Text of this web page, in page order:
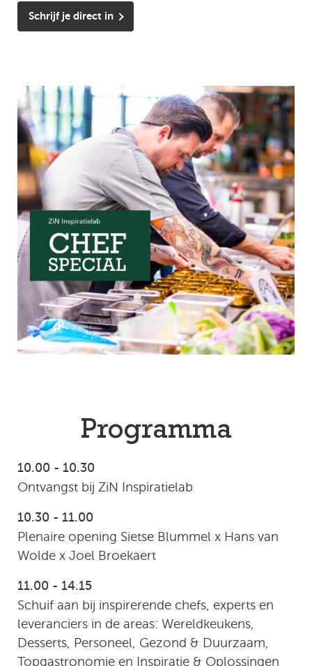
Schrijf je direct in
Programma
10.00 - 10.30
Ontvangst bij ZiN Inspiratielab
10.30 - 11.00
Plenaire opening Sietse Blummel x Hans van
Wolde x Joel Broekaert
11.00 - 14.15
Schuif aan bij inspirerende chefs, experts en
leveranciers in de areas: Wereldkeukens,
Desserts, Personeel, Gezond & Duurzaam,
Topgastronomie en Inspiratie & Oplossingen